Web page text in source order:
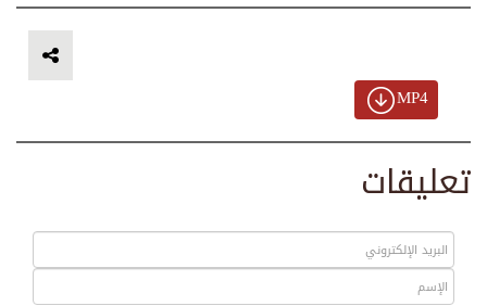
MP4
تعليقات